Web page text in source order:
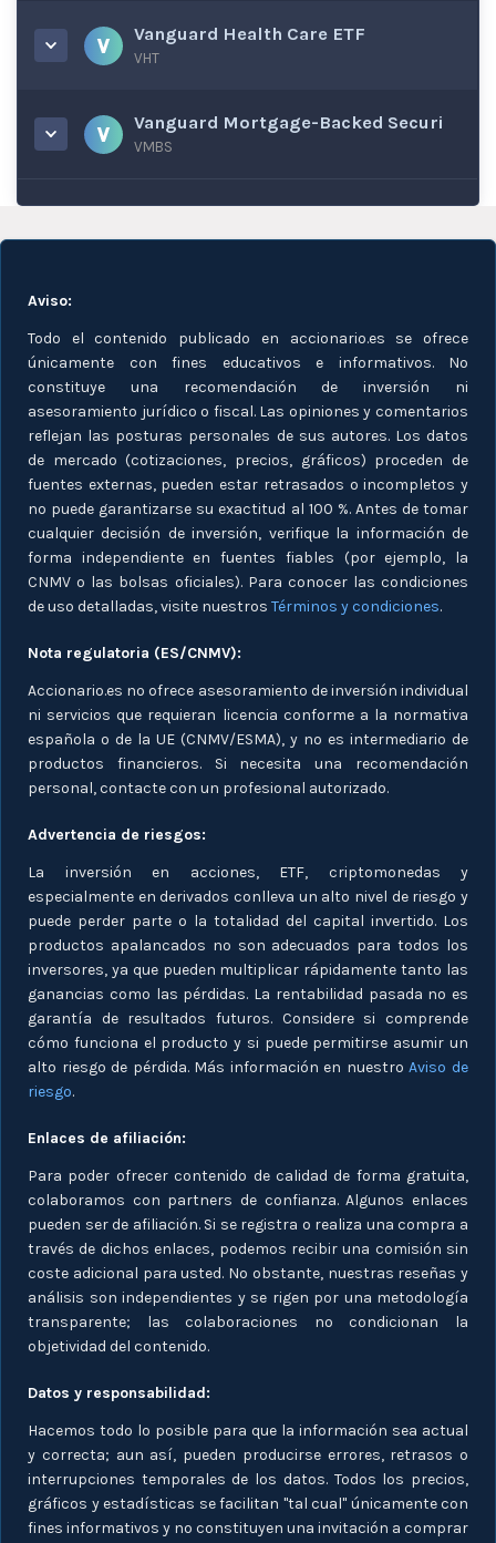
Vanguard Health Care ETF
VHT
Vanguard Mortgage-Backed Securi
VMBS
Aviso:
Todo el contenido publicado en accionario.es se ofrece
únicamente con fines educativos e informativos. No
constituye una recomendación de inversión ni
asesoramiento jurídico o fiscal. Las opiniones y comentarios
reflejan las posturas personales de sus autores. Los datos
de mercado (cotizaciones, precios, gráficos) proceden de
fuentes externas, pueden estar retrasados o incompletos y
no puede garantizarse su exactitud al 100 %. Antes de tomar
cualquier decisión de inversión, verifique la información de
forma independiente en fuentes fiables (por ejemplo, la
CNMV o las bolsas oficiales). Para conocer las condiciones
de uso detalladas, visite nuestros Términos y condiciones.
Nota regulatoria (ES/CNMV):
Accionario.es no ofrece asesoramiento de inversión individual
ni servicios que requieran licencia conforme a la normativa
española o de la UE (CNMV/ESMA), y no es intermediario de
productos financieros. Si necesita una recomendación
personal, contacte con un profesional autorizado.
Advertencia de riesgos:
La inversión en acciones, ETF, criptomonedas y
especialmente en derivados conlleva un alto nivel de riesgo y
puede perder parte o la totalidad del capital invertido. Los
productos apalancados no son adecuados para todos los
inversores, ya que pueden multiplicar rápidamente tanto las
ganancias como las pérdidas. La rentabilidad pasada no es
garantía de resultados futuros. Considere si comprende
cómo funciona el producto y si puede permitirse asumir un
alto riesgo de pérdida. Más información en nuestroAviso de
riesgo.
Enlaces de afiliación:
Para poder ofrecer contenido de calidad de forma gratuita,
colaboramos con partners de confianza. Algunos enlaces
pueden ser de afiliación. Si se registra o realiza una compra a
través de dichos enlaces, podemos recibir una comisión sin
coste adicional para usted. No obstante, nuestras reseñas y
análisis son independientes y se rigen por una metodología
transparente; las colaboraciones no condicionan la
objetividad del contenido.
Datos y responsabilidad:
Hacemos todo lo posible para que la información sea actual
y correcta; aun así, pueden producirse errores, retrasos o
interrupciones temporales de los datos. Todos los precios,
gráficos y estadísticas se facilitan "tal cual" únicamente con
fines informativos y no constituyen una invitación a comprar